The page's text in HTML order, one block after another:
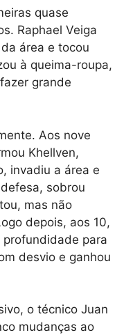
quase
Raphael Veiga
área e tocou
à queima-roupa,
grande
Aos nove
Khellven,
invadiu a área e
sobrou
mas não
depois, aos 10,
profundidade para
desvio e ganhou
o técnico Juan
mudanças ao